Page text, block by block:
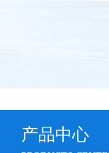
产品中心